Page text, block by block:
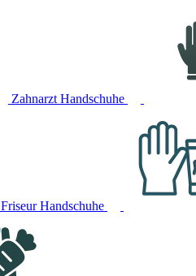
Zahnarzt Handschuhe
Friseur Handschuhe